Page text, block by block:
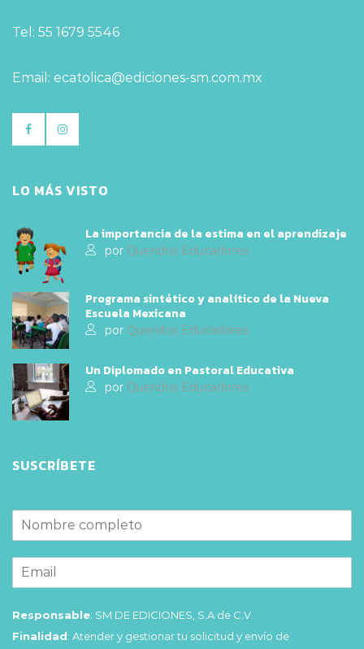
Tel: 55 1679 5546
Email: ecatolica@ediciones-sm.com.mx
LO MÁS VISTO
La importancia de la estima en el aprendizaje
por Queridos Educadores
Programa sintético y analítico de la Nueva
Escuela Mexicana
por Queridos Educadores
Un Diplomado en Pastoral Educativa
por Queridos Educadores
SUSCRÍBETE
Responsable: SM DE EDICIONES, S.A de C.V.
Finalidad: Atender y gestionar tu solicitud y envío de